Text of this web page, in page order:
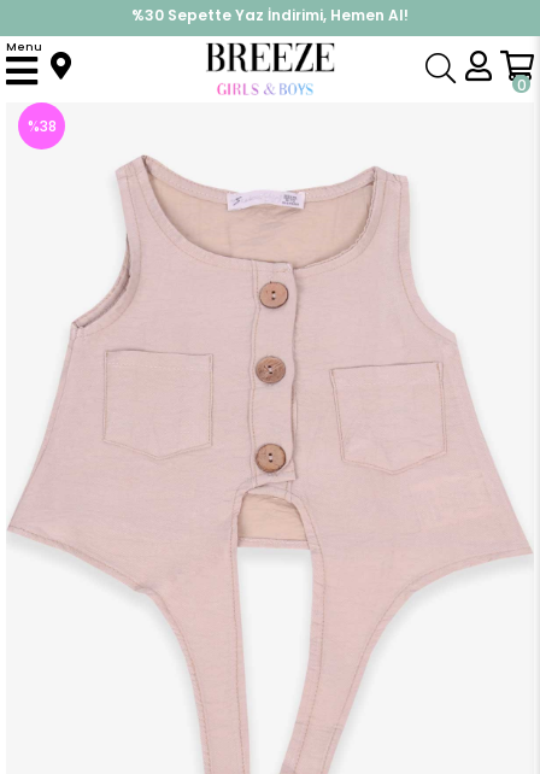
%30 Sepette Yaz İndirimi, Hemen Al!
İndirimlere ek %10 İndirimi Kap, Hemen Üye Ol!
0
Menu
Anasayfa Üst Giyim Tişört
%38